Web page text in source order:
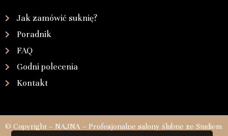
Jak zamówić suknię?
Poradnik
FAQ
Godni polecenia
Kontakt
© Copyright – NAJNA – Profesjonalne salony ślubne ze Studiem